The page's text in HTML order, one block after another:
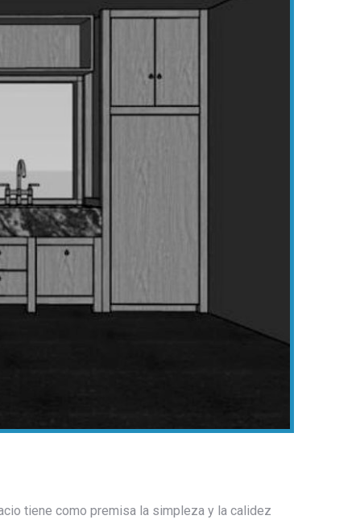
tiene como premisa la simpleza y la calidez